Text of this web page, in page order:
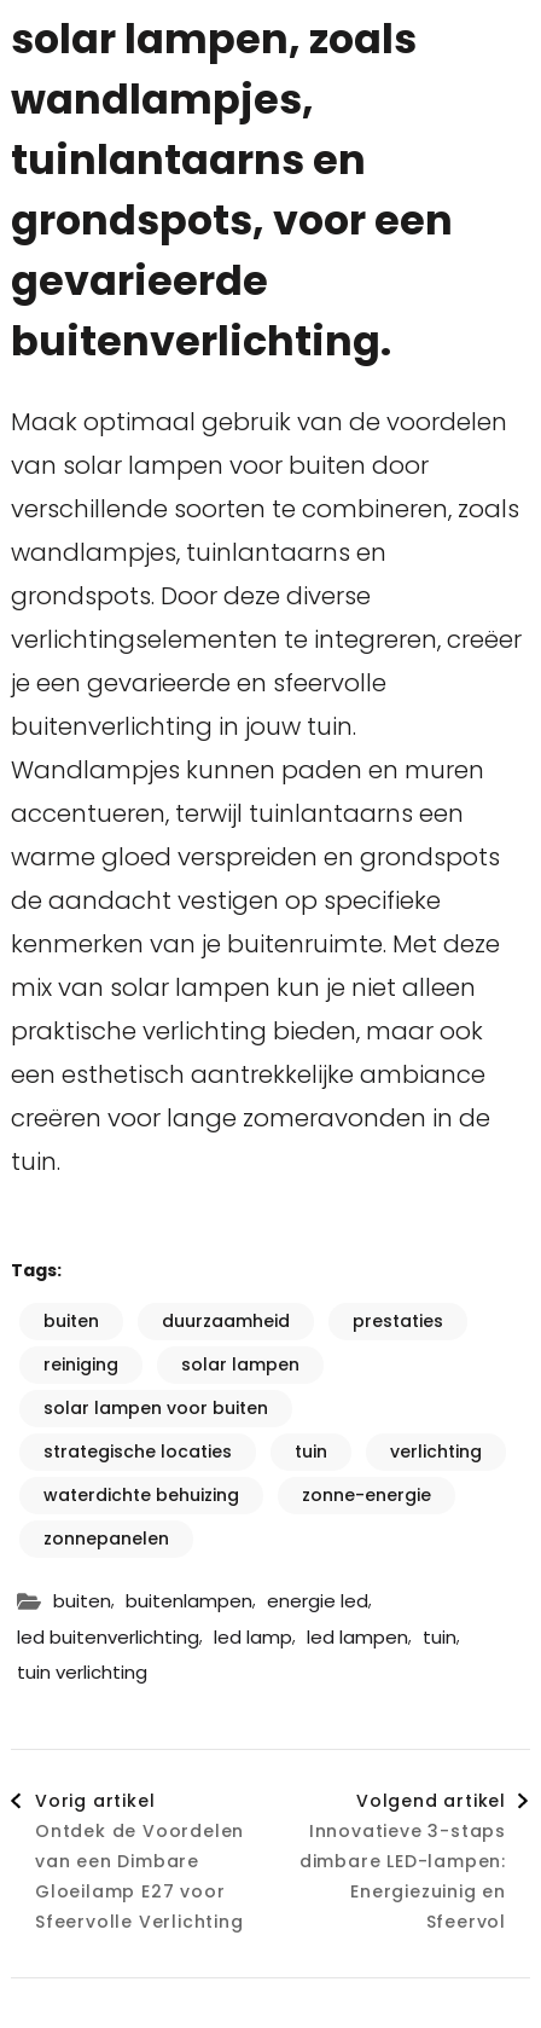
solar lampen, zoals
wandlampjes,
tuinlantaarns en
grondspots, voor een
gevarieerde
buitenverlichting.
Maak optimaal gebruik van de voordelen
van solar lampen voor buiten door
verschillende soorten te combineren, zoals
wandlampjes, tuinlantaarns en
grondspots. Door deze diverse
verlichtingselementen te integreren, creëer
je een gevarieerde en sfeervolle
buitenverlichting in jouw tuin.
Wandlampjes kunnen paden en muren
accentueren, terwijl tuinlantaarns een
warme gloed verspreiden en grondspots
de aandacht vestigen op specifieke
kenmerken van je buitenruimte. Met deze
mix van solar lampen kun je niet alleen
praktische verlichting bieden, maar ook
een esthetisch aantrekkelijke ambiance
creëren voor lange zomeravonden in de
tuin.
Tags:
buiten duurzaamheid
prestaties
reiniging
solar lampen
solar lampen voor buiten
strategische locaties
tuin
verlichting
waterdichte behuizing
zonne-energie
zonnepanelen
buiten, buitenlampen, energie led,
led buitenverlichting, led lamp, led lampen, tuin,
tuin verlichting
Berichtnavigatie
Vorig artikel
Ontdek de Voordelen
van een Dimbare
Gloeilamp E27 voor
Sfeervolle Verlichting
Volgend artikel
Innovatieve 3-staps
dimbare LED-lampen:
Energiezuinig en
Sfeervol